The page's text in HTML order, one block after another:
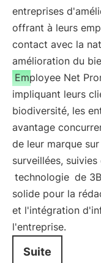
entreprises
offrant à leurs
contact avec la
amélioration du
Employee Net
impliquant leurs
biodiversité, les
avantage
de leur marque
surveillées,
technologie de
solide pour la
et l'intégration
l'entreprise.
Suite